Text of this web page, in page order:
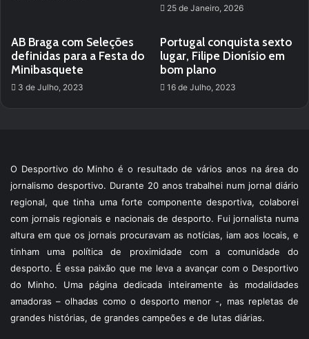
25 de Janeiro, 2026
AB Braga com Seleções
definidas para a Festa do
Minibasquete
3 de Julho, 2023
Portugal conquista sexto
lugar, Filipe Dionísio em
bom plano
16 de Julho, 2023
O Desportivo do Minho é o resultado de vários anos na área do
jornalismo desportivo. Durante 20 anos trabalhei num jornal diário
regional, que tinha uma forte componente desportiva, colaborei
com jornais regionais e nacionais de desporto. Fui jornalista numa
altura em que os jornais procuravam as notícias, iam aos locais, e
tinham uma política de proximidade com a comunidade do
desporto. É essa paixão que me leva a avançar com o Desportivo
do Minho. Uma página dedicada inteiramente às modalidades
amadoras – olhadas como o desporto menor -, mas repletas de
grandes histórias, de grandes campeões e de lutas diárias.